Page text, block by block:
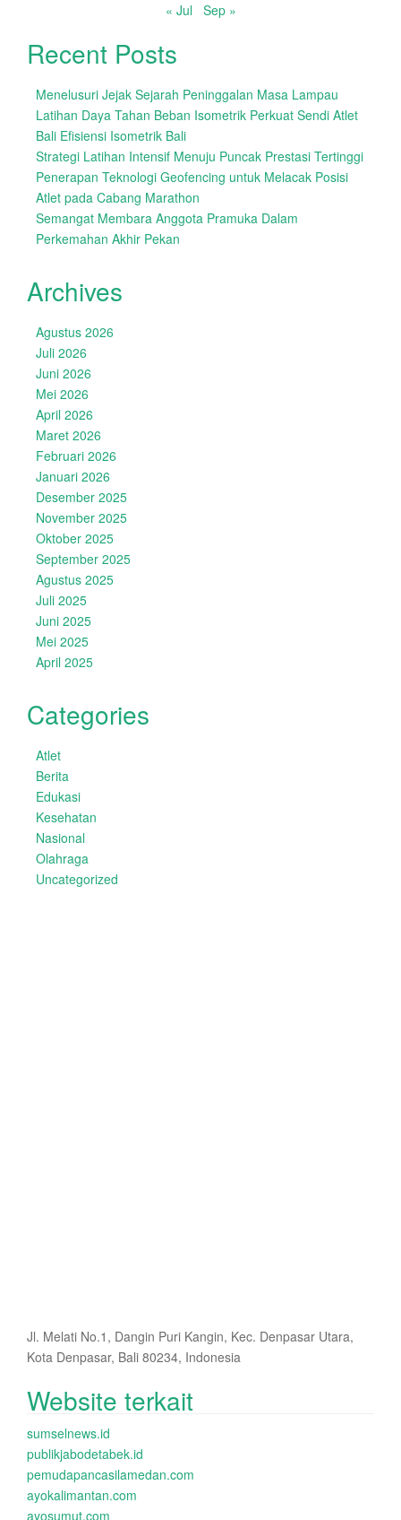
« Jul Sep »
Recent Posts
Menelusuri Jejak Sejarah Peninggalan Masa Lampau
Latihan Daya Tahan Beban Isometrik Perkuat Sendi Atlet
Bali Efisiensi Isometrik Bali
Strategi Latihan Intensif Menuju Puncak Prestasi Tertinggi
Penerapan Teknologi Geofencing untuk Melacak Posisi
Atlet pada Cabang Marathon
Semangat Membara Anggota Pramuka Dalam
Perkemahan Akhir Pekan
Archives
Agustus 2026
Juli 2026
Juni 2026
Mei 2026
April 2026
Maret 2026
Februari 2026
Januari 2026
Desember 2025
November 2025
Oktober 2025
September 2025
Agustus 2025
Juli 2025
Juni 2025
Mei 2025
April 2025
Categories
Atlet
Berita
Edukasi
Kesehatan
Nasional
Olahraga
Uncategorized
Jl. Melati No.1, Dangin Puri Kangin, Kec. Denpasar Utara,
Kota Denpasar, Bali 80234, Indonesia
Website terkait
sumselnews.id
publikjabodetabek.id
pemudapancasilamedan.com
ayokalimantan.com
ayosumut.com